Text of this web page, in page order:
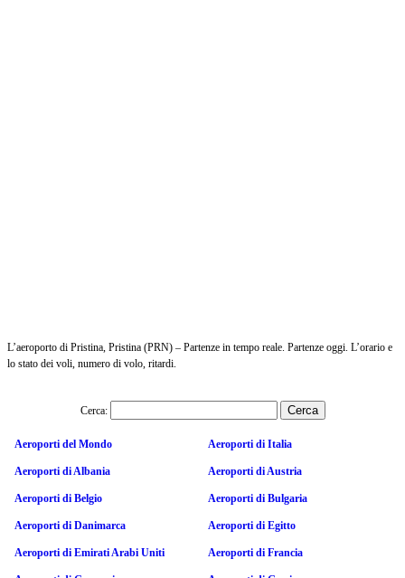
L’aeroporto di Pristina, Pristina (PRN) – Partenze in tempo reale. Partenze oggi. L’orario e
lo stato dei voli, numero di volo, ritardi.
Cerca:
Aeroporti del Mondo Aeroporti di Italia
Aeroporti di Albania Aeroporti di Austria
Aeroporti di Belgio Aeroporti di Bulgaria
Aeroporti di Danimarca Aeroporti di Egitto
Aeroporti di Emirati Arabi Uniti Aeroporti di Francia